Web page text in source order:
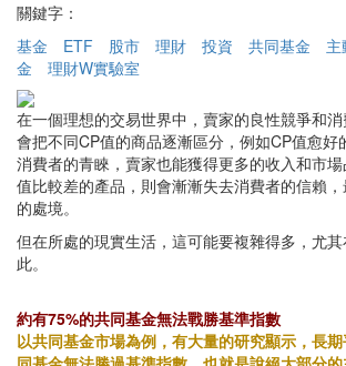
關鍵字：
基金
ETF 股市 理財 投資 共同基金 主
金
理財W實驗室
在一個理想的交易世界中，賣家的良性競爭和消
會把不同CP值的商品逐漸區分，例如CP值愈好
消費者的青睞，賣家也能獲得更多的收入和市
值比較差的產品，則會漸漸失去消費者的信賴
的處境。
但在所處的現實生活，這可能要複雜得多，尤
此。
約有75%的共同基金無法戰勝基準指數
以共同基金市場為例，有大量的研究顯示，長